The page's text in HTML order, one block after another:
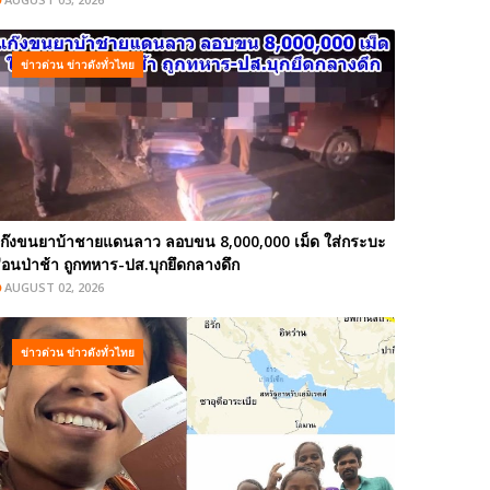
ข่าวด่วน ข่าวดังทั่วไทย
งขนยาบ้าชายแดนลาว ลอบขน 8,000,000 เม็ด ใส่กระบะ
นป่าช้า ถูกทหาร-ปส.บุกยึดกลางดึก
AUGUST 02, 2026
ข่าวด่วน ข่าวดังทั่วไทย